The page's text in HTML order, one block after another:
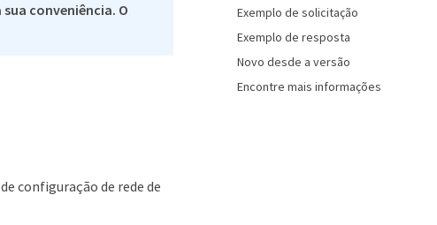
conveniência. O
configuração de rede de
Exemplo de solicitação
Exemplo de resposta
Novo desde a versão
Encontre mais informações